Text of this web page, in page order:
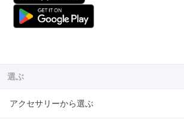
選ぶ
アクセサリーから選ぶ